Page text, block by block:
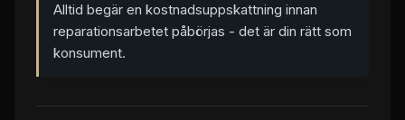
Alltid begär en kostnadsuppskattning innan
reparationsarbetet påbörjas - det är din rätt som
konsument.